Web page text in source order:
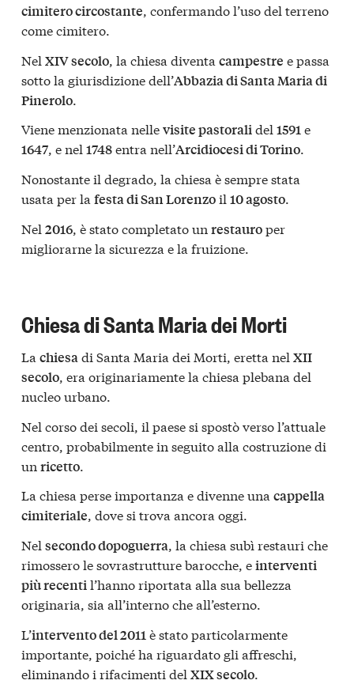
cimitero circostante, confermando l’uso del terreno
come cimitero.
Nel XIV secolo, la chiesa diventa campestre e passa
sotto la giurisdizione dell’Abbazia di Santa Maria di
Pinerolo.
Viene menzionata nellevisite pastoralidel 1591e
1647, e nel 1748entra nell’Arcidiocesi di Torino.
Nonostante il degrado, la chiesa è sempre stata
usata per la festa di San Lorenzoil 10 agosto.
Nel 2016 , è stato completato un restauroper
migliorarne la sicurezza e la fruizione.
Chiesa di Santa Maria dei Morti
La chiesadi Santa Maria dei Morti, eretta nel XII
secolo, era originariamente la chiesa plebana del
nucleo urbano.
Nel corso dei secoli, il paese si spostò verso l’attuale
centro, probabilmente in seguito alla costruzione di
un ricetto.
La chiesa perse importanza e divenne una cappella
cimiteriale, dove si trova ancora oggi.
Nel secondo dopoguerra, la chiesa subì restauri che
rimossero le sovrastrutture barocche, einterventi
più recentil’hanno riportata alla sua bellezza
originaria, sia all’interno che all’esterno.
L’intervento del 2011è stato particolarmente
importante, poiché ha riguardato gli affreschi,
eliminando i rifacimenti del XIX secolo.